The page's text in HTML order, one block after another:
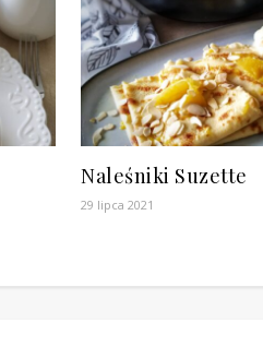
Naleśniki Suzette
29 lipca 2021